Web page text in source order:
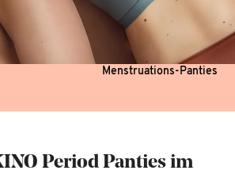
Menstruations-Panties
Period Panties im